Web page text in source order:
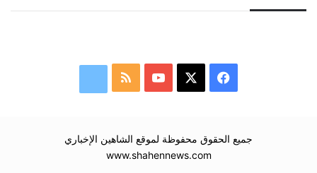
فيسبوك ‫YouTubeملخص
RSS
جميع الحقوق محفوظة لموقع الشاهين الإخباري
www.shahennews.com